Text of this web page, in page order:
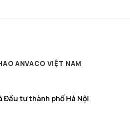
ANVACO VIỆT NAM
Đầu tư thành phố Hà Nội